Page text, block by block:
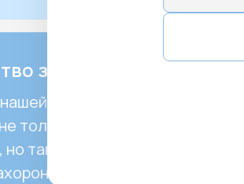
захоронения и уход
только
также и